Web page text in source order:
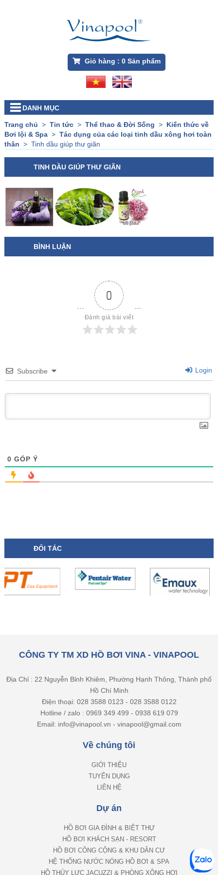
Giỏ hàng : 0Sản phẩm
DANH MỤC
Trang chủ > Tin tức> Thể thao & Đời Sống > Kiến thức về
Bơi lội & Spa> Tác dụng của các loại tinh dầu xông hơi toàn
thân > Tinh dầu giúp thư giãn
TINH DẦU GIÚP THƯ GIÃN
BÌNH LUẬN
0
Đánh giá bài viết
Subscribe Login
0 GÓP Ý
ĐỐI TÁC
CÔNG TY TM XD HỒ BƠI VINA - VINAPOOL
Địa Chỉ : 22 Nguyễn Bỉnh Khiêm, Phường Hạnh Thông, Thành phố
Hồ Chí Minh
Điện thoại: 028 3588 0123 - 028 3588 0122
Hotline / zalo : 0969 349 499 - 0938 619 079
Email: info@vinapool.vn - vinapool@gmail.com
Về chúng tôi
GIỚI THIỆU
TUYỂN DỤNG
LIÊN HỆ
Dự án
HỒ BƠI GIA ĐÌNH & BIỆT THỰ
HỒ BƠI KHÁCH SẠN - RESORT
HỒ BƠI CÔNG CỘNG & KHU DÂN CƯ
HỆ THỐNG NƯỚC NÓNG HỒ BƠI & SPA
HỒ THỦY LỰC JACUZZI & PHÒNG XÔNG HƠI